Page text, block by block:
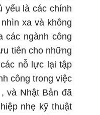
yếu là các chính
xa và không
các ngành công
tiên cho những
nỗ lực lại tập
công trong việc
và Nhật Bản đã
nhẹ kỹ thuật